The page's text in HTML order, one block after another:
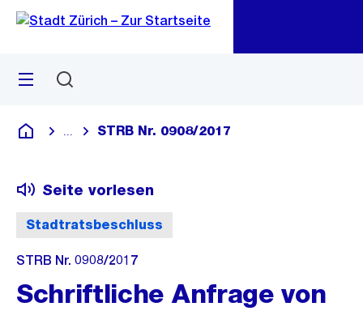
Navigation
Sprunglink
Menü
Deutsch
Blende alle Breadcrumbs ein
STRB Nr. 0908/2017
Stadtratsbeschluss
Seite vorlesen
STRB Nr. 0908/2017
Schriftliche Anfrage von